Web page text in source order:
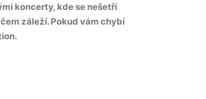
koncerty, kde se nešetří
záleží. Pokud vám chybí